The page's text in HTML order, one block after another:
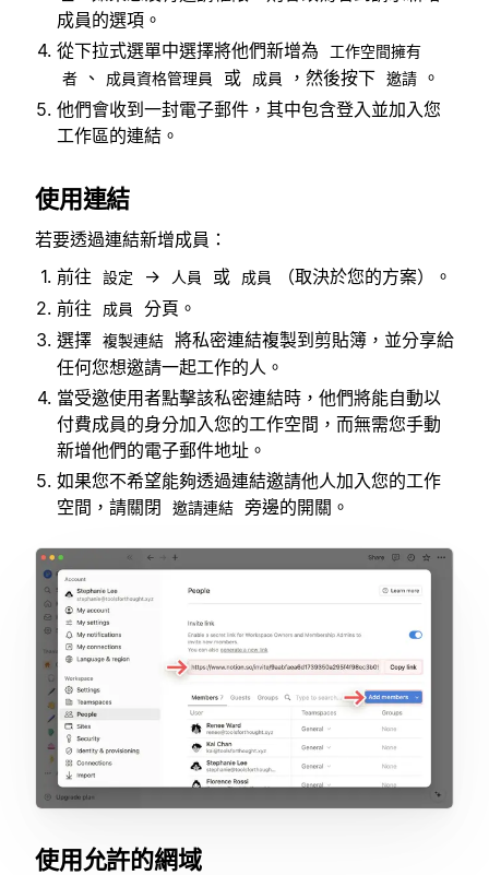
成員的選項。
從下拉式選單中選擇將他們新增為
工作空間擁有
者
、 成員資格管理員 或 成員 ，然後按下 邀請 。
他們會收到一封電子郵件，其中包含登入並加入您
工作區的連結。
使用連結
若要透過連結新增成員：
前往
設定 → 人員 或 成員
（取決於您的方案）。
前往
成員
分頁。
選擇 複製連結 將私密連結複製到剪貼簿，並分享給
任何您想邀請一起工作的人。
當受邀使用者點擊該私密連結時，他們將能自動以
付費成員的身分加入您的工作空間，而無需您手動
新增他們的電子郵件地址。
如果您不希望能夠透過連結邀請他人加入您的工作
空間，請關閉
邀請連結 旁邊的開關。
使用允許的網域